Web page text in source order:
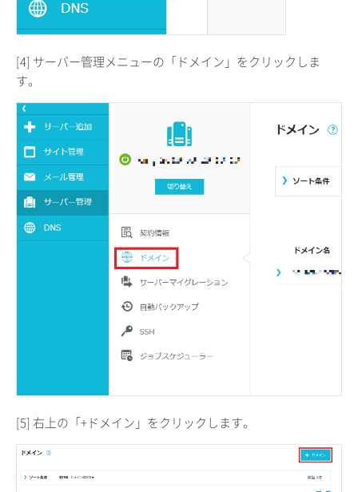
[4] サーバー管理メニューの「ドメイン」をクリックしま
す。
[5] 右上の「+ドメイン」をクリックします。